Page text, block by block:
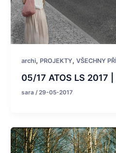
archi, PROJEKTY,VŠECHNY
05/17 ATOS LS 2017 |
sara /29-05-2017